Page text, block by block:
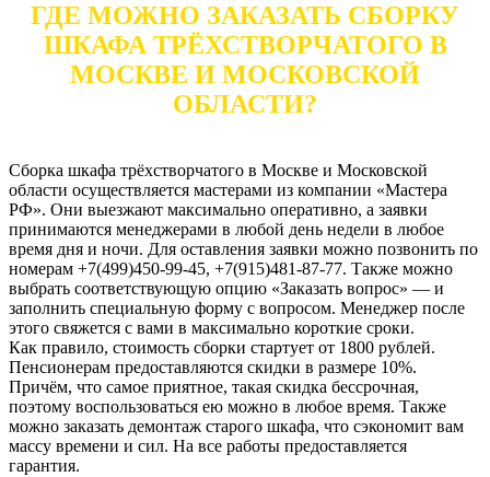
ГДЕ МОЖНО ЗАКАЗАТЬ СБОРКУ
ШКАФА ТРЁХСТВОРЧАТОГО В
МОСКВЕ И МОСКОВСКОЙ
ОБЛАСТИ?
Сборка шкафа трёхстворчатого в Москве и Московской
области осуществляется мастерами из компании «Мастера
РФ». Они выезжают максимально оперативно, а заявки
принимаются менеджерами в любой день недели в любое
время дня и ночи. Для оставления заявки можно позвонить по
номерам +7(499)450-99-45, +7(915)481-87-77. Также можно
выбрать соответствующую опцию «Заказать вопрос» — и
заполнить специальную форму с вопросом. Менеджер после
этого свяжется с вами в максимально короткие сроки.
Как правило, стоимость сборки стартует от 1800 рублей.
Пенсионерам предоставляются скидки в размере 10%.
Причём, что самое приятное, такая скидка бессрочная,
поэтому воспользоваться ею можно в любое время. Также
можно заказать демонтаж старого шкафа, что сэкономит вам
массу времени и сил. На все работы предоставляется
гарантия.